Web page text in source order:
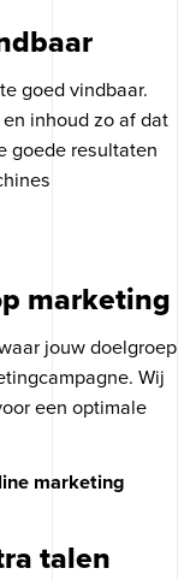
goed vindbaar.
inhoud zo af dat
goede resultaten
marketing
jouw doelgroep
Wij
een optimale
marketing
talen